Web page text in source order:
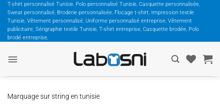
Passer
contenu
T-shirt personnalisé Tunisie, Polo personnalisé Tunisie, Casquette personnalisée,
Sweat personnalisé, Broderie personnalisée, Flocage t-shirt, Impression textile
Tunisie, Vêtement personnalisé, Uniforme personnalisé entreprise, Vêtement
publicitaire, Sérigraphie textile Tunisie, T-shirt entreprise, Casquette brodée, Polo
brodé entreprise,
Marquage sur string en tunisie